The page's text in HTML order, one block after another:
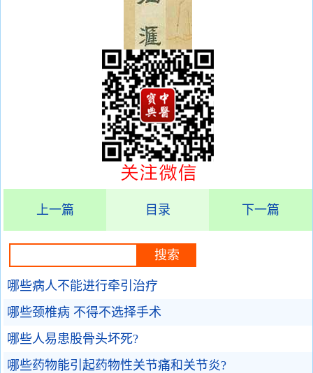
上一篇 目录 下一篇
哪些病人不能进行牵引治疗
哪些颈椎病 不得不选择手术
哪些人易患股骨头坏死?
哪些药物能引起药物性关节痛和关节炎?